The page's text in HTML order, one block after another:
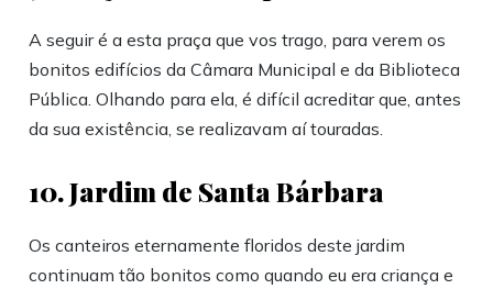
A seguir é a esta praça que vos trago, para verem os
bonitos edifícios da Câmara Municipal e da Biblioteca
Pública. Olhando para ela, é difícil acreditar que, antes
da sua existência, se realizavam aí touradas.
10. Jardim de Santa Bárbara
Os canteiros eternamente floridos deste jardim
continuam tão bonitos como quando eu era criança e